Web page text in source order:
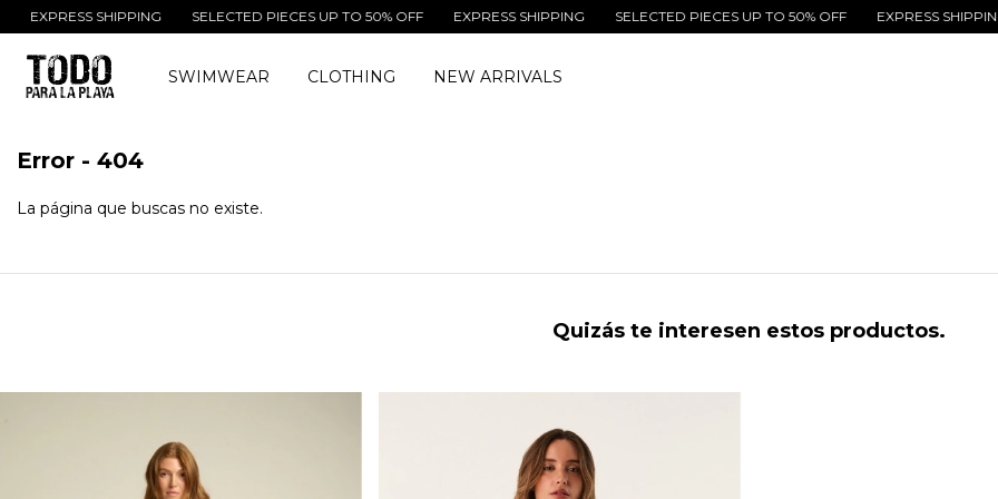
SHIPPING SELECTED PIECES UP TO 50% OFF EXPRESS SHIPPING SELECTED PIECES UP TO 50% OFF EXPRESS SHIPPING
SWIMWEAR CLOTHING NEW ARRIVALS
Error - 404
La página que buscas no existe.
Quizás te interesen estos productos.